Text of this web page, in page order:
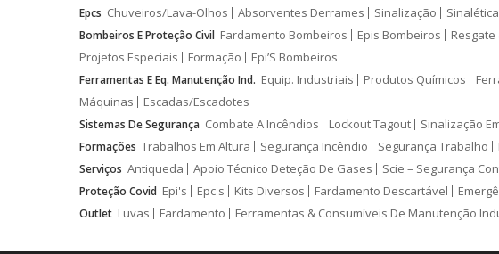
Epcs Chuveiros/Lava-Olhos Absorventes Derrames Sinalização Sinalética
Bombeiros E Proteção Civil Fardamento Bombeiros Epis Bombeiros
Projetos Especiais
Formação Epi’S Bombeiros
Ferramentas E Eq. Manutenção Ind. Equip. Industriais Produtos Químicos
Máquinas
Escadas/Escadotes
Sistemas De Segurança Combate A Incêndios Lockout Tagout Sinalização
Formações Trabalhos Em Altura Segurança Incêndio Segurança Trabalho
Serviços Antiqueda Apoio Técnico Deteção De Gases Scie – Segurança
Proteção Covid Epi's Epc's Kits Diversos Fardamento Descartável
Outlet Luvas Fardamento Ferramentas & Consumíveis De Manutenção